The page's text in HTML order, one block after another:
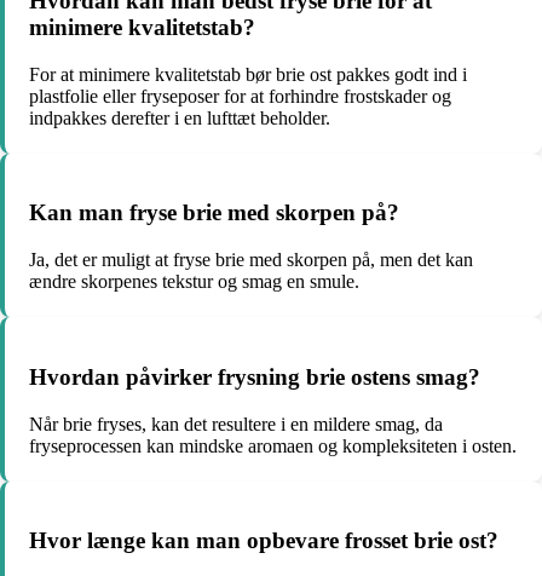
minimere kvalitetstab?
For at minimere kvalitetstab bør brie ost pakkes godt ind i
plastfolie eller fryseposer for at forhindre frostskader og
indpakkes derefter i en lufttæt beholder.
Kan man fryse brie med skorpen på?
Ja, det er muligt at fryse brie med skorpen på, men det kan
ændre skorpenes tekstur og smag en smule.
Hvordan påvirker frysning brie ostens smag?
Når brie fryses, kan det resultere i en mildere smag, da
fryseprocessen kan mindske aromaen og kompleksiteten i osten.
Hvor længe kan man opbevare frosset brie ost?